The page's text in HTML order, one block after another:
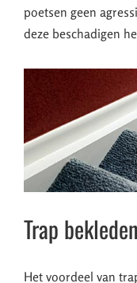
poetsen geen
deze beschadigen
Trap
Het voordeel van